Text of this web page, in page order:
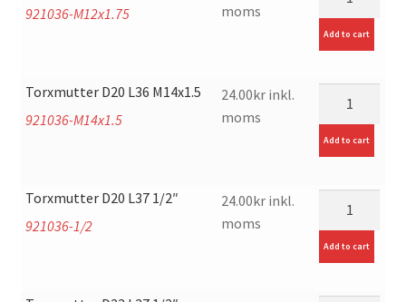
921036-M12x1.75
moms
Add to cart
Torxmutter D20 L36 M14x1.5
921036-M14x1.5
24.00krinkl.
moms
Add to cart
Torxmutter D20 L37 1/2″
921036-1/2
24.00krinkl.
moms
Add to cart